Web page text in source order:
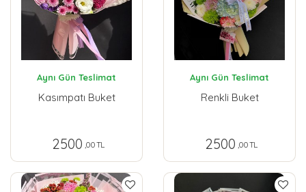
Aynı Gün Teslimat
Kasımpatı Buket
2500 ,00 TL
Aynı Gün Teslimat
Renkli Buket
2500 ,00 TL